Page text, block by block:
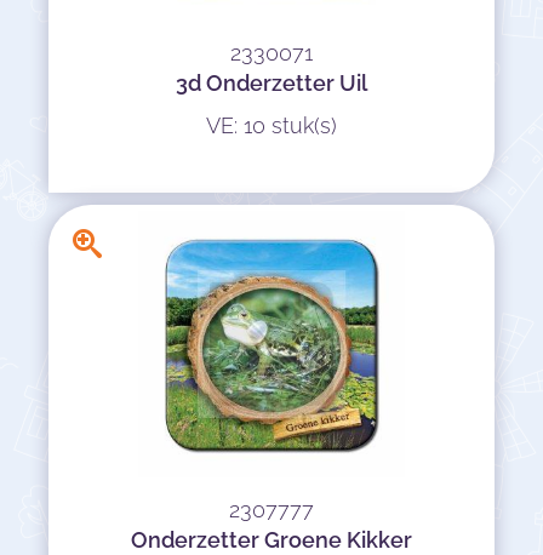
2330071
3d Onderzetter Uil
VE: 10 stuk(s)
2307777
Onderzetter Groene Kikker